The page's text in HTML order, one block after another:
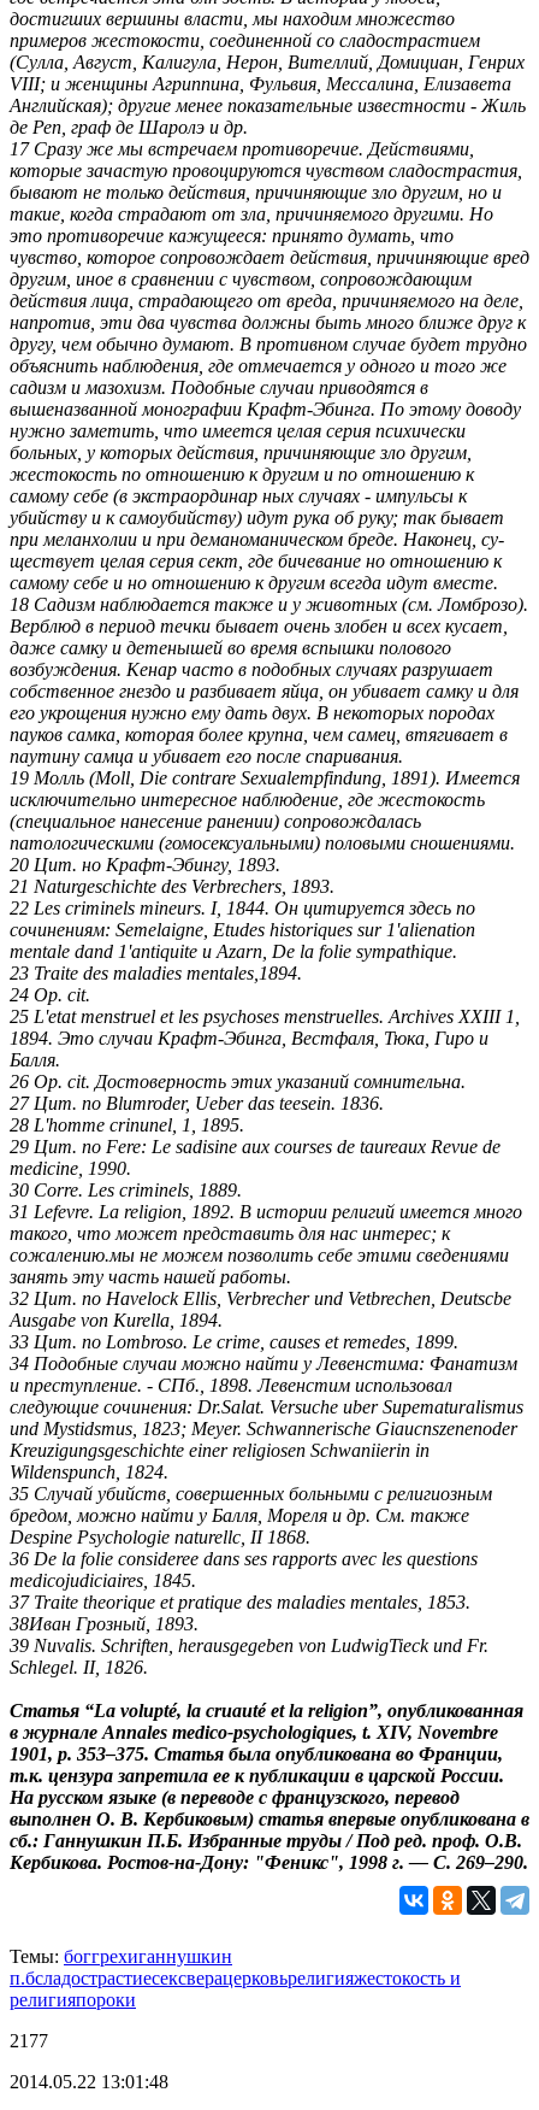
достигших вершины власти, мы находим мно­жество
примеров жестокости, соединенной со сладострастием
(Сулла, Август, Калигула, Нерон, Вителлий, Домициан, Генрих
VIII; и женщины Агриппина, Фульвия, Мессалина, Елизавета
Английская); другие менее показательные известности - Жиль
де Реп, граф де Шаролэ и др.
17 Сразу же мы встречаем противоречие. Действиями,
которые зачастую про­воцируются чувством сладострастия,
бывают не только действия, причи­няющие зло другим, но и
такие, когда страдают от зла, причиняемого дру­гими. Но
это противоречие кажущееся: принято думать, что
чувство, которое сопровождает действия, причиняющие вред
другим, иное в срав­нении с чувством, сопровождающим
действия лица, страдающего от вре­да, причиняемого на деле,
напротив, эти два чувства должны быть много ближе друг к
другу, чем обычно думают. В противном случае будет трудно
объяснить наблюдения, где отмечается у одного и того же
садизм и мазо­хизм. Подобные случаи приводятся в
вышеназванной монографии Крафт-Эбинга. По этому доводу
нужно заметить, что имеется целая серия психи­чески
больных, у которых действия, причиняющие зло другим,
жестокость по отношению к другим и по отношению к
самому себе (в экстраординар ных случаях - импульсы к
убийству и к самоубийству) идут рука об руку; так бывает
при меланхолии и при деманоманическом бреде. Наконец, су­
ществует целая серия сект, где бичевание но отношению к
самому себе и но отношению к другим всегда идут вместе.
18 Садизм наблюдается также и у животных (см. Ломброзо).
Верблюд в пе­риод течки бывает очень злобен и всех кусает,
даже самку и детенышей во время вспышки полового
возбуждения. Кенар часто в подобных случаях разрушает
собственное гнездо и разбивает яйца, он убивает самку и для
его укрощения нужно ему дать двух. В некоторых породах
пауков самка, которая более крупна, чем самец, втягивает в
паутину самца и убивает его после спаривания.
19 Молль (Moll, Die contrare Sexualempfindung, 1891). Имеется
исключи­тельно интересное наблюдение, где жестокость
(специальное нанесение ранении) сопровождалась
патологическими (гомосексуальными) половы­ми сношениями.
20 Цит. но Крафт-Эбингу, 1893.
21 Naturgeschichte des Verbrechers, 1893.
22 Les criminels mineurs. I, 1844. Он цитируется здесь по
сочинениям: Semelaigne, Etudes historiques sur 1'alienation
mentale dand 1'antiquite и Azarn, De la folie sympathique.
23 Traite des maladies mentales,1894.
24 Ор. cit.
25 L'etat menstruel et les psychoses menstruelles. Archives XXIII 1,
1894. Это случаи Крафт-Эбинга, Вестфаля, Тюка, Гиро и
Балля.
26 Ор. cit. Достоверность этих указаний сомнительна.
27 Цит. по Blumroder, Ueber das teesein. 1836.
28 L'homme crinunel, 1, 1895.
29 Цит. по Fere: Le sadisine aux courses de taureaux Revue de
medicine, 1990.
30 Corre. Les criminels, 1889.
31 Lefevre. La religion, 1892. В истории религий имеется много
такого, что может представить для нас интерес; к
сожалению.мы не можем позволить себе этими сведениями
занять эту часть нашей работы.
32 Цит. по Havelock Ellis, Verbrecher und Vetbrechen, Deutscbe
Ausgabe von Kurella, 1894.
33 Цит. по Lombroso. Le crime, causes et remedes, 1899.
34 Подобные случаи можно найти у Левенстима: Фанатизм
и преступле­ние. - СПб., 1898. Левенстим использовал
следующие сочинения: Dr.Salat. Versuche uber Supematuralismus
und Mystidsmus, 1823; Meyer. Schwannerische Giaucnszenenoder
Kreuzigungsgeschichte einer religiosen Schwaniierin in
Wildenspunch, 1824.
35 Случай убийств, совершенных больными с религиозным
бредом, можно найти у Балля, Мореля и др. См. также
Despine Psychologie naturellc, II 1868.
36 De la folie consideree dans ses rapports avec les questions
medicojudiciaires, 1845.
37 Traite theorique et pratique des maladies mentales, 1853.
38Иван Грозный, 1893.
39 Nuvalis. Schriften, herausgegeben von LudwigTieck und Fr.
Schlegel. II, 1826.
Статья “La volupté, la cruauté et la religion”, опубликованная
в журнале Annales medico-psychologiques, t. XIV, Novembre
1901, p. 353–375. Статья была опубликована во Франции,
т.к. цензура запретила ее к публикации в царской России.
На русском языке (в переводе с французского, перевод
выполнен О. В. Кербиковым) статья впервые опубликована в
сб.: Ганнушкин П.Б. Избранные труды / Под ред. проф. О.В.
Кербикова. Ростов-на-Дону: "Феникс", 1998 г. — С. 269–290.
Темы: боггрехиганнушкин
п.бсладострастиесексверацерковьрелигияжестокость и
религияпороки
2177
2014.05.22 13:01:48